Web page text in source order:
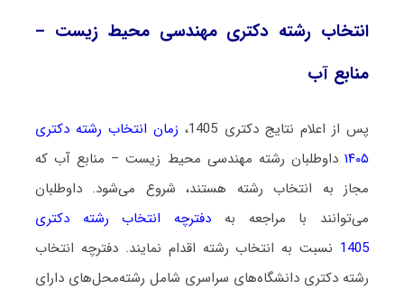
انتخاب رشته دکتری مهندسی محیط زیست –
منابع آب
پس از اعلام نتایج دکتری 1405،
زمان انتخاب رشته دکتری
۱۴۰۵داوطلبان رشته مهندسی محیط زیست – منابع آب که
مجاز به انتخاب رشته هستند، شروع می‌شود. داوطلبان
می‌توانند با مراجعه به دفترچه انتخاب رشته دکتری
1405 نسبت به انتخاب رشته اقدام نمایند. دفترچه انتخاب
رشته دکتری دانشگاه‌های سراسری شامل رشته‌محل‌های دارای